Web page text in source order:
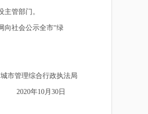
管部门。
向社会公示全市“绿
管理综合行政执法局
2020年10月30日